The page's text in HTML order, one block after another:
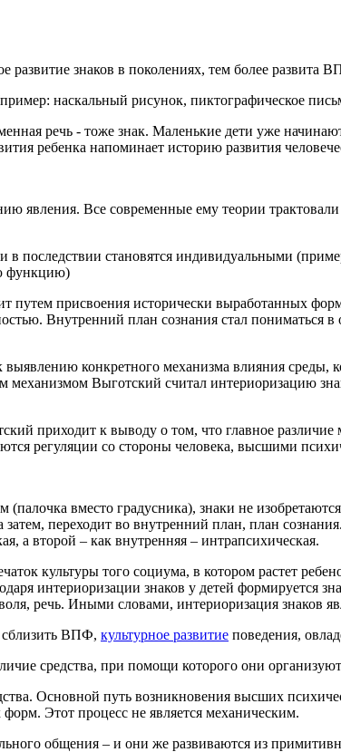
развитие знаков в поколениях, тем более развита
наскальный рисунок, пиктографическое
речь - тоже знак. Маленькие дети уже
ребенка напоминает историю развития
явления. Все современные ему теории
последствии становятся индивидуальными
функцию)
путем присвоения исторически выработанных
Внутренний план сознания стал пониматься в
конкретного механизма влияния среды,
Выготский считал интериоризацию
приходит к выводу о том, что главное
регуляции со стороны человека, высшими
вместо градусника), знаки не
переходит во внутренний план, план
а второй – как внутренняя – интрапсихическая.
культуры того социума, в котором растет
интериоризации знаков у детей формируется
речь. Иными словами, интериоризация знаков
сблизить ВПФ, культурное развитие поведения,
средства, при помощи которого они
Основной путь возникновения высших
Этот процесс не является механическим.
общения – и они же развиваются из